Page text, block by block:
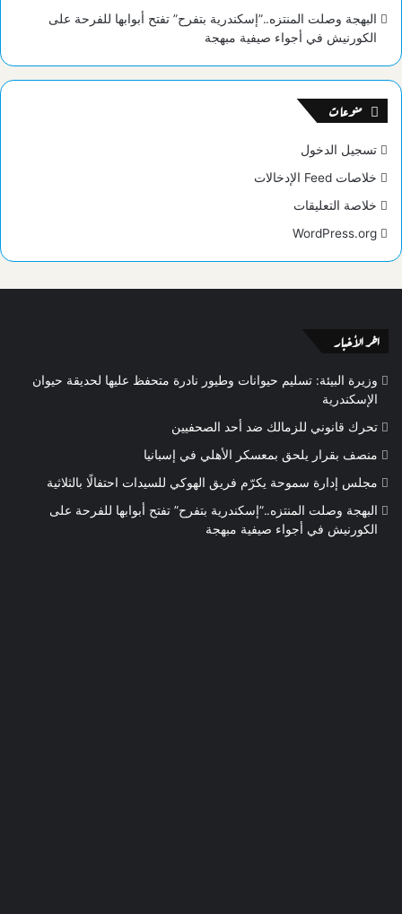
البهجة وصلت المنتزه..”إسكندرية بتفرح” تفتح أبوابها للفرحة على
الكورنيش في أجواء صيفية مبهجة
منوعات
تسجيل الدخول
خلاصات Feed الإدخالات
خلاصة التعليقات
WordPress.org
اخر الأخبار
وزيرة البيئة: تسليم حيوانات وطيور نادرة متحفظ عليها لحديقة حيوان
الإسكندرية
تحرك قانوني للزمالك ضد أحد الصحفيين
منصف بقرار يلحق بمعسكر الأهلي في إسبانيا
مجلس إدارة سموحة يكرّم فريق الهوكي للسيدات احتفالًا بالثلاثية
البهجة وصلت المنتزه..”إسكندرية بتفرح” تفتح أبوابها للفرحة على
الكورنيش في أجواء صيفية مبهجة